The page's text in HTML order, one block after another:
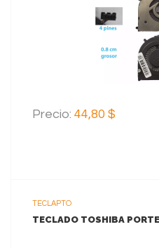
VER
Precio: 44,80 $
TECLAPTO
TECLADO TOSHIBA